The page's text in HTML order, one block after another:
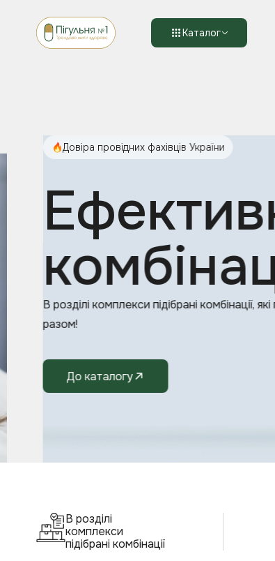
Каталог
Довіра провідних фахівців України
В розділі комплекси підібрані комбінації,
разом!
До каталогу
В розділі
комплекси
підібрані комбінації